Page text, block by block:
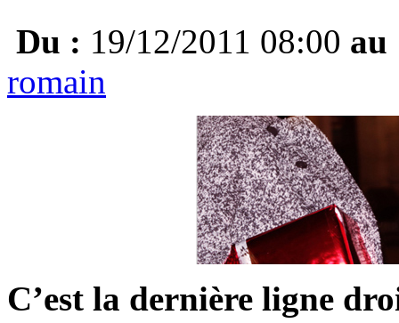
Du : 19/12/2011 08:00 au
romain
C’est la dernière ligne